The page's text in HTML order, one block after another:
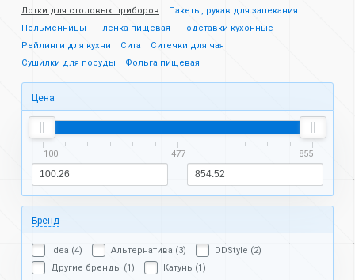
Лотки для столовых приборов
Пакеты, рукав для запекания
Пельменницы
Пленка пищевая
Подставки кухонные
Рейлинги для кухни
Сита
Ситечки для чая
Сушилки для посуды
Фольга пищевая
Цена
100 477 855
Бренд
Idea (4) Альтернатива (3)
DDStyle (2)
Другие бренды (1)
Катунь (1)